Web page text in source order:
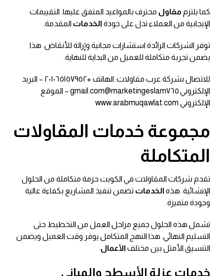
كما يلتزم مقاول محترف بالمواعيد المتفق عليها. التقييمات
الإيجابية من العملاء تدل على جودة الخدمات المقدمة.
توفر الشركات الرائدة استشارات مجانية وإزالة للأنقاض. هذا
يضمن تجربة متكاملة للعميل من البداية للنهاية.
للاتصال بشركة عرب مقاولات: الهاتف +٢٠١٠٦٥١٥٧٩٥٢ – البريد
الإلكتروني marketingeslam٧٦٥@gmail.com – الموقع
الإلكتروني www.arabmuqawlat.com
مجموعة خدمات المقاولات
المتكاملة
تقدم شركات المقاولات في الكويت حزمة متكاملة من الحلول
الإنشائية. هذه الخدمات تضمن تنفيذ المشاريع بكفاءة عالية
وجودة متميزة.
تشمل هذه الحلول جميع مراحل العمل من التخطيط حتى
التسليم النهائي. هذا النهج المتكامل يوفر وقت العميل ويضمن
التنسيق الأمثل بين مختلف الأعمال.
خدمات عزلة الأسطح والمباني